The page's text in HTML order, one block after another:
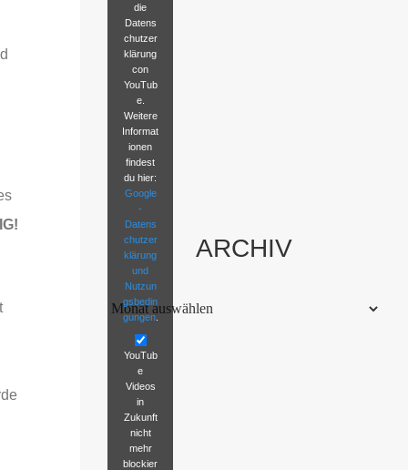
die
Datens
chutzer
klärung
con
YouTub
e.
Weitere
Informat
ionen
findest
du hier:
Google
-
Datens
chutzer
klärung
und
Nutzun
gsbedin
gungen.
YouTub
e
Videos
in
Zukunft
nicht
mehr
blockier
ARCHIV
Archiv